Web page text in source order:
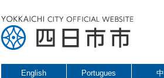
English Portugues